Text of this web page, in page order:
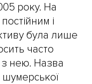
року. На
і
була лише
часто
з нею. Назва
шумерської